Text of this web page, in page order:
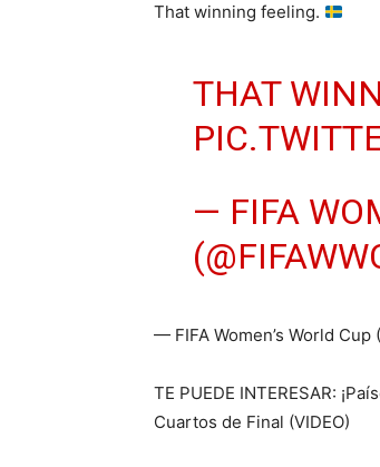
That winning feeling.
THAT
— FIFA
— FIFA Women’s World Cup
TE PUEDE INTERESAR:
Cuartos de Final (VIDEO)